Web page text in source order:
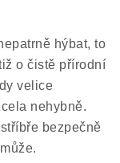
hýbat, to
o čistě přírodní
velice
nehybně.
bezpečně